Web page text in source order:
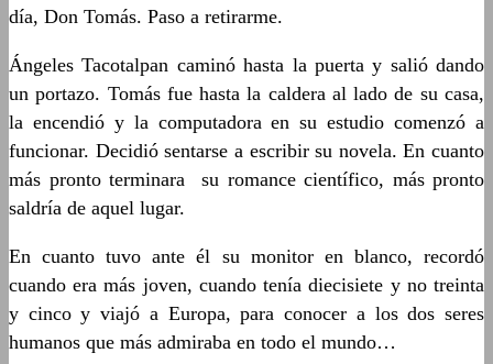
día, Don Tomás. Paso a retirarme.
Ángeles Tacotalpan caminó hasta la puerta y salió dando
un portazo. Tomás fue hasta la caldera al lado de su casa,
la encendió y la computadora en su estudio comenzó a
funcionar. Decidió sentarse a escribir su novela. En cuanto
más pronto terminara su romance científico, más pronto
saldría de aquel lugar.
En cuanto tuvo ante él su monitor en blanco, recordó
cuando era más joven, cuando tenía diecisiete y no treinta
y cinco y viajó a Europa, para conocer a los dos seres
humanos que más admiraba en todo el mundo…